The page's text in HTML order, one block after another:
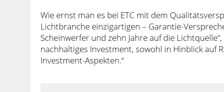
Wie ernst man es bei ETC mit dem
Lichtbranche einzigartigen – Garantie-
Scheinwerfer und zehn Jahre auf die
nachhaltiges Investment, sowohl in Hinblick auf
Investment-Aspekten.“